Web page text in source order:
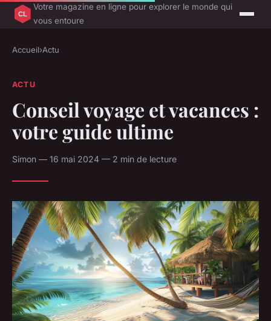
Votre magazine en ligne pour explorer le monde qui
vous entoure
Accueil›Actu
ACTU
Conseil voyage et vacances :
votre guide ultime
Simon — 16 mai 2024 — 2 min de lecture